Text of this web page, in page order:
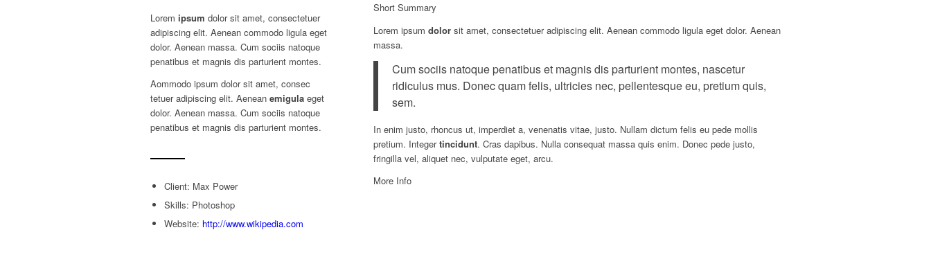
Lorem ipsum dolor sit amet, consectetuer
adipiscing elit. Aenean commodo ligula eget
dolor. Aenean massa. Cum sociis natoque
penatibus et magnis dis parturient montes.
Aommodo ipsum dolor sit amet, consec
tetuer adipiscing elit. Aenean emigula eget
dolor. Aenean massa. Cum sociis natoque
penatibus et magnis dis parturient montes.
Client: Max Power
Skills: Photoshop
Website: http://www.wikipedia.com
Short Summary
Lorem ipsum dolorsit amet, consectetuer adipiscing elit. Aenean commodo ligula eget dolor. Aenean
massa.
Cum sociis natoque penatibus et magnis dis parturient montes, nascetur
ridiculus mus. Donec quam felis, ultricies nec, pellentesque eu, pretium quis,
sem.
In enim justo, rhoncus ut, imperdiet a, venenatis vitae, justo. Nullam dictum felis eu pede mollis
pretium. Integertincidunt. Cras dapibus. Nulla consequat massa quis enim. Donec pede justo,
fringilla vel, aliquet nec, vulputate eget, arcu.
More Info